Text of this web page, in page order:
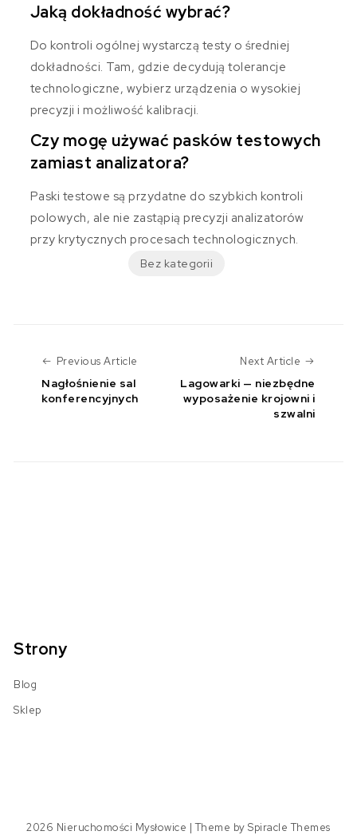
Jaką dokładność wybrać?
Do kontroli ogólnej wystarczą testy o średniej
dokładności. Tam, gdzie decydują tolerancje
technologiczne, wybierz urządzenia o wysokiej
precyzji i możliwość kalibracji.
Czy mogę używać pasków testowych
zamiast analizatora?
Paski testowe są przydatne do szybkich kontroli
polowych, ale nie zastąpią precyzji analizatorów
przy krytycznych procesach technologicznych.
Bez kategorii
Previous Article
Nagłośnienie sal
konferencyjnych
Next Article
Lagowarki — niezbędne
wyposażenie krojowni i
szwalni
Strony
Blog
Sklep
2026 Nieruchomości Mysłowice | Theme bySpiracle Themes